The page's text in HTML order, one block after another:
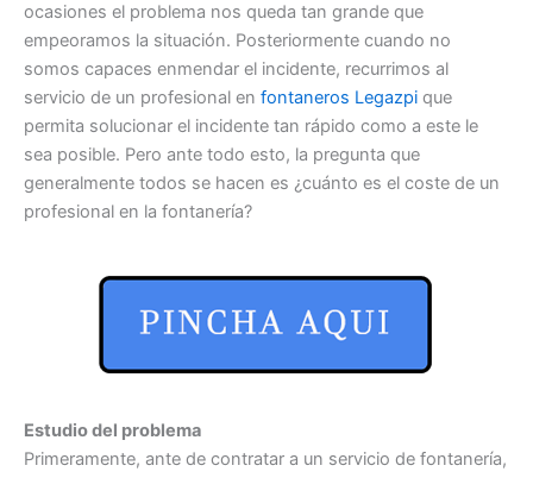
ocasiones el problema nos queda tan grande que
empeoramos la situación. Posteriormente cuando no
somos capaces enmendar el incidente, recurrimos al
servicio de un profesional en fontaneros Legazpi que
permita solucionar el incidente tan rápido como a este le
sea posible. Pero ante todo esto, la pregunta que
generalmente todos se hacen es ¿cuánto es el coste de un
profesional en la fontanería?
Estudio del problema
Primeramente, ante de contratar a un servicio de fontanería,